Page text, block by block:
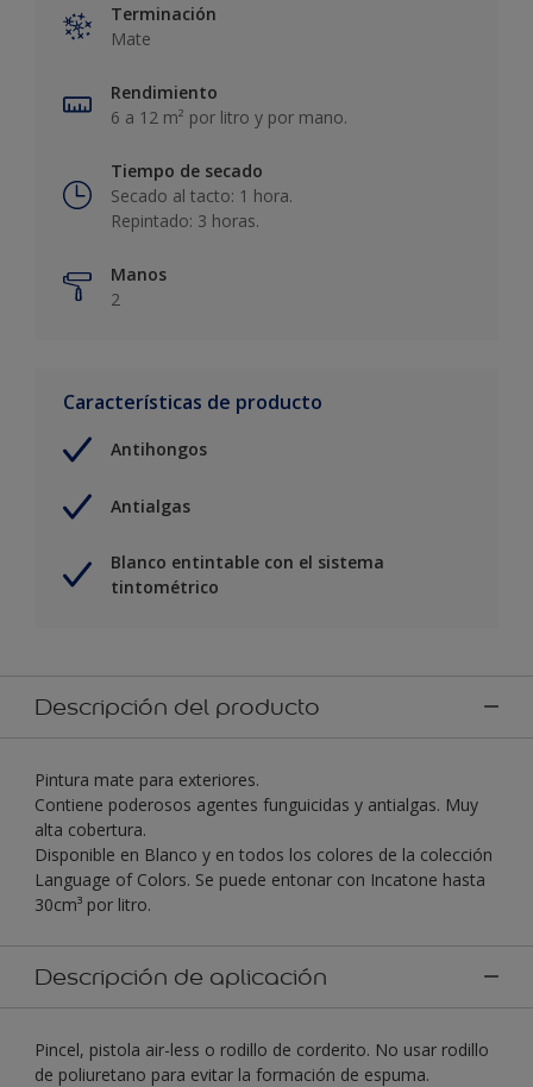
Terminación
Mate
Rendimiento
6 a 12 m² por litro y por mano.
Tiempo de secado
Secado al tacto: 1 hora.
Repintado: 3 horas.
Manos
2
Características de producto
Antihongos
Antialgas
Blanco entintable con el sistema
tintométrico
Descripción del producto
Pintura mate para exteriores.
Contiene poderosos agentes funguicidas y antialgas. Muy
alta cobertura.
Disponible en Blanco y en todos los colores de la colección
Language of Colors. Se puede entonar con Incatone hasta
30cm³ por litro.
Descripción de aplicación
Pincel, pistola air-less o rodillo de corderito. No usar rodillo
de poliuretano para evitar la formación de espuma.